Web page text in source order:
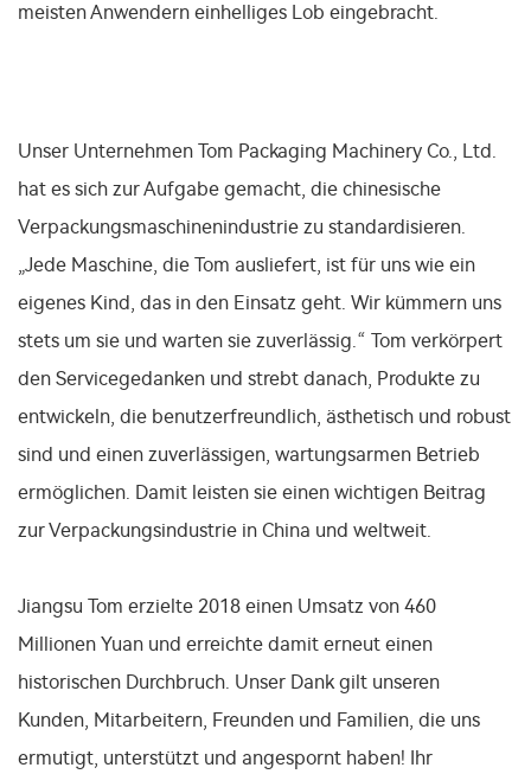
meisten Anwendern einhelliges Lob eingebracht.
Unser Unternehmen Tom Packaging Machinery Co., Ltd.
hat es sich zur Aufgabe gemacht, die chinesische
Verpackungsmaschinenindustrie zu standardisieren.
„Jede Maschine, die Tom ausliefert, ist für uns wie ein
eigenes Kind, das in den Einsatz geht. Wir kümmern uns
stets um sie und warten sie zuverlässig.“ Tom verkörpert
den Servicegedanken und strebt danach, Produkte zu
entwickeln, die benutzerfreundlich, ästhetisch und robust
sind und einen zuverlässigen, wartungsarmen Betrieb
ermöglichen. Damit leisten sie einen wichtigen Beitrag
zur Verpackungsindustrie in China und weltweit.
Jiangsu Tom erzielte 2018 einen Umsatz von 460
Millionen Yuan und erreichte damit erneut einen
historischen Durchbruch. Unser Dank gilt unseren
Kunden, Mitarbeitern, Freunden und Familien, die uns
ermutigt, unterstützt und angespornt haben! Ihr